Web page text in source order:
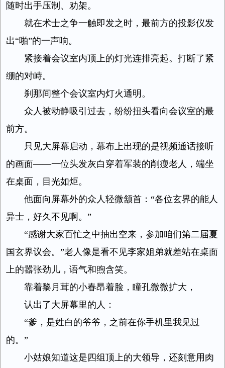
随时出手压制、劝架。
就在术士之争一触即发之时，最前方的投影仪发
出“啪”的一声响。
紧接着会议室内顶上的灯光连排亮起。打断了紧
绷的对峙。
刹那间整个会议室内灯火通明。
众人被动静吸引过去，纷纷扭头看向会议室的最
前方。
只见大屏幕启动，幕布上出现的是视频通话接听
的画面——一位头发灰白穿着军装的削瘦老人，端坐
在桌面，目光如炬。
他面向屏幕外的众人轻微颔首：“各位玄界的能人
异士，好久不见啊。”
“感谢大家百忙之中抽出空来，参加咱们第二届夏
国玄界议会。”老人像是看不见李家姐弟就差站在桌面
上的嚣张劲儿，语气和煦含笑。
靠着黎月茸的小春昂着脸，瞳孔微微扩大，
认出了大屏幕里的人：
“爹，是姓白的爷爷，之前在你手机里我见过
的。”
小姑娘知道这是四组顶上的大领导，还刻意用肉